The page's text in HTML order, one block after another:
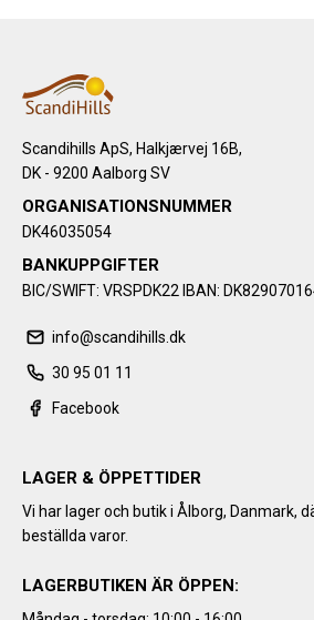
Scandihills ApS, Halkjærvej 16B,
DK - 9200 Aalborg SV
ORGANISATIONSNUMMER
DK46035054
BANKUPPGIFTER
BIC/SWIFT: VRSPDK22 IBAN:
info@scandihills.dk
30 95 01 11
Facebook
LAGER & ÖPPETTIDER
Vi har lager och butik i Ålborg, Danmark,
beställda varor.
LAGERBUTIKEN ÄR ÖPPEN: